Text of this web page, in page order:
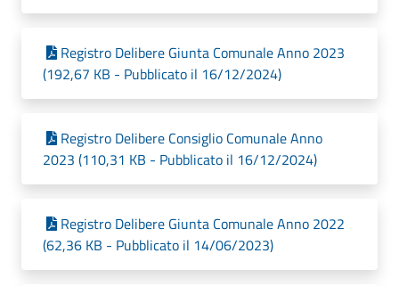
Registro Delibere Giunta Comunale Anno 2023
(192,67 KB - Pubblicato il 16/12/2024)
Registro Delibere Consiglio Comunale Anno
2023 (110,31 KB - Pubblicato il 16/12/2024)
Registro Delibere Giunta Comunale Anno 2022
(62,36 KB - Pubblicato il 14/06/2023)